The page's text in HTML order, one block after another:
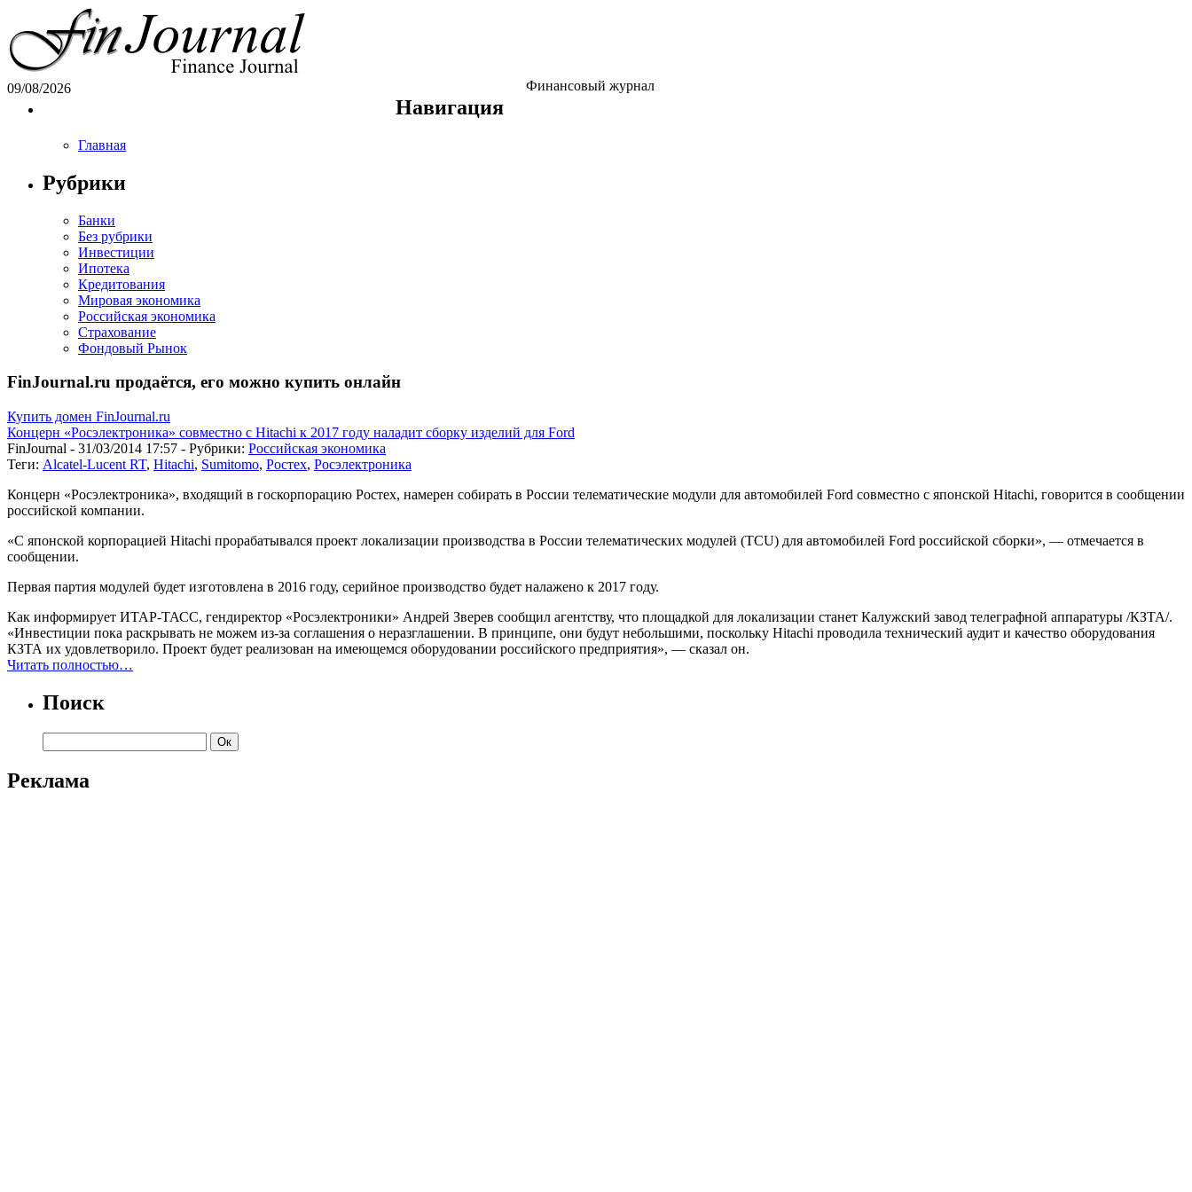
09/08/2026 Финансовый журнал
Навигация
Главная
Рубрики
Банки
Без рубрики
Инвестиции
Ипотека
Кредитования
Мировая экономика
Российская экономика
Страхование
Фондовый Рынок
FinJournal.ru продаётся, его можно купить онлайн
Купить домен FinJournal.ru
Концерн «Росэлектроника» совместно с Hitachi к 2017 году наладит сборку изделий для Ford
FinJournal - 31/03/2014 17:57 - Рубрики: Российская экономика
Теги: Alcatel-Lucent RT, Hitachi, Sumitomo, Ростех, Росэлектроника
Концерн «Росэлектроника», входящий в госкорпорацию Ростех, намерен собирать в России телематические модули для автомобилей Ford совместно с японской Hitachi, говорится в сообщении
российской компании.
«С японской корпорацией Hitachi прорабатывался проект локализации производства в России телематических модулей (TCU) для автомобилей Ford российской сборки», — отмечается в
сообщении.
Первая партия модулей будет изготовлена в 2016 году, серийное производство будет налажено к 2017 году.
Как информирует ИТАР-ТАСС, гендиректор «Росэлектроники» Андрей Зверев сообщил агентству, что площадкой для локализации станет Калужский завод телеграфной аппаратуры /КЗТА/.
«Инвестиции пока раскрывать не можем из-за соглашения о неразглашении. В принципе, они будут небольшими, поскольку Hitachi проводила технический аудит и качество оборудования
КЗТА их удовлетворило. Проект будет реализован на имеющемся оборудовании российского предприятия», — сказал он.
Читать полностью…
Поиск
Реклама